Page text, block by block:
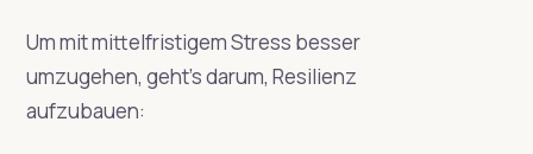
Um mit mittelfristigem Stress besser
umzugehen, geht’s darum, Resilienz
aufzubauen: